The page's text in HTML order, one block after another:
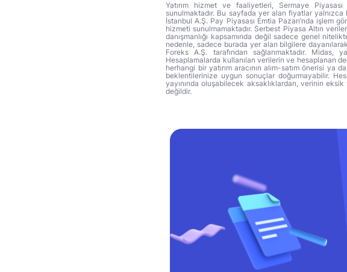
Yatırım hizmet ve faaliyetleri, Sermaye
sunulmaktadır. Bu sayfada yer alan fiyatlar yalnızca
İstanbul A.Ş. Pay Piyasası Emtia Pazarı’nda işlem
hizmeti sunulmamaktadır. Serbest Piyasa Altın
danışmanlığı kapsamında değil sadece genel
nedenle, sadece burada yer alan bilgilere
Foreks A.Ş. tarafından sağlanmaktadır. Midas,
Hesaplamalarda kullanılan verilerin ve hesaplanan
herhangi bir yatırım aracının alım-satım önerisi ya
beklentilerinize uygun sonuçlar doğurmayabilir.
yayınında oluşabilecek aksaklıklardan, verinin
değildir.